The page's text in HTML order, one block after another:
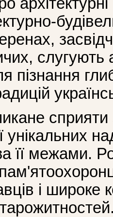
слугують
пізнання
унікальних
за її межами.
і широке